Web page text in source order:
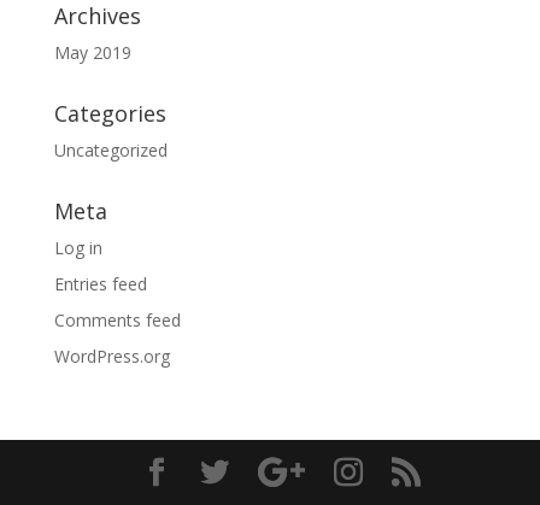
Archives
May 2019
Categories
Uncategorized
Meta
Log in
Entries feed
Comments feed
WordPress.org